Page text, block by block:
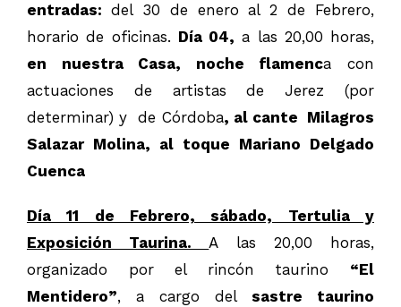
entradas: del 30 de enero al 2 de Febrero,
horario de oficinas. Día 04, a las 20,00 horas,
en nuestra Casa, noche flamenca con
actuaciones de artistas de Jerez (por
determinar) y de Córdoba, al cante Milagros
Salazar Molina, al toque Mariano Delgado
Cuenca
Día 11 de Febrero, sábado, Tertulia y
Exposición Taurina.A las 20,00 horas,
organizado por el rincón taurino “El
Mentidero”, a cargo del sastre taurino